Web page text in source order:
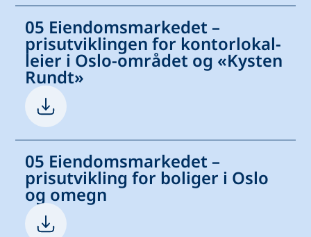
05 Eiendomsmarkedet –
prisutviklingen for kontorlokal-
leier i Oslo-området og «Kysten
Rundt»
05 Eiendomsmarkedet –
prisutvikling for boliger i Oslo
og omegn